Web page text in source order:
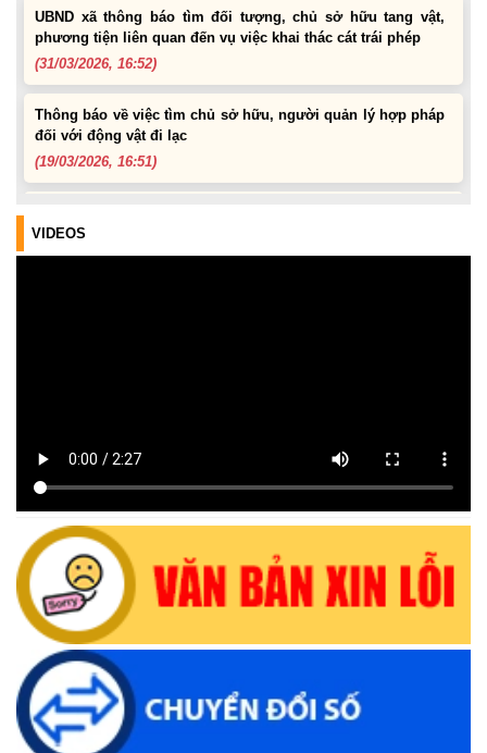
phương tiện liên quan đến vụ việc khai thác cát trái phép
đối với động vật đi lạc
(28/07/2026, 16:27)
(29/06/2026, 16:39)
Thông báo về việc bán tài sản là tang vật, phương tiện vi
phạm hành chính bị tịch thu sung công quỹ Nhà nước
(10/06/2026, 16:26)
Lịch tiếp công dân định kỳ của Thường trực HĐND xã tháng
05 năm 2026
(22/05/2026, 16:40)
VIDEOS